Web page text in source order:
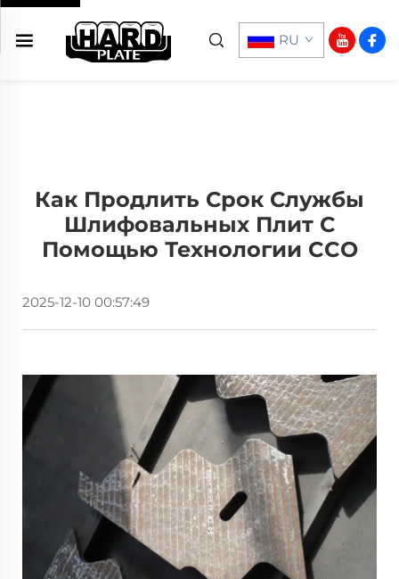
RU
Как Продлить Срок Службы
Шлифовальных Плит С
Помощью Технологии CCO
2025-12-10 00:57:49